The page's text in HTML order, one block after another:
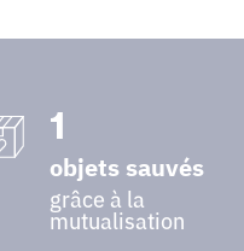
1
objets sauvés
grâce à la
mutualisation